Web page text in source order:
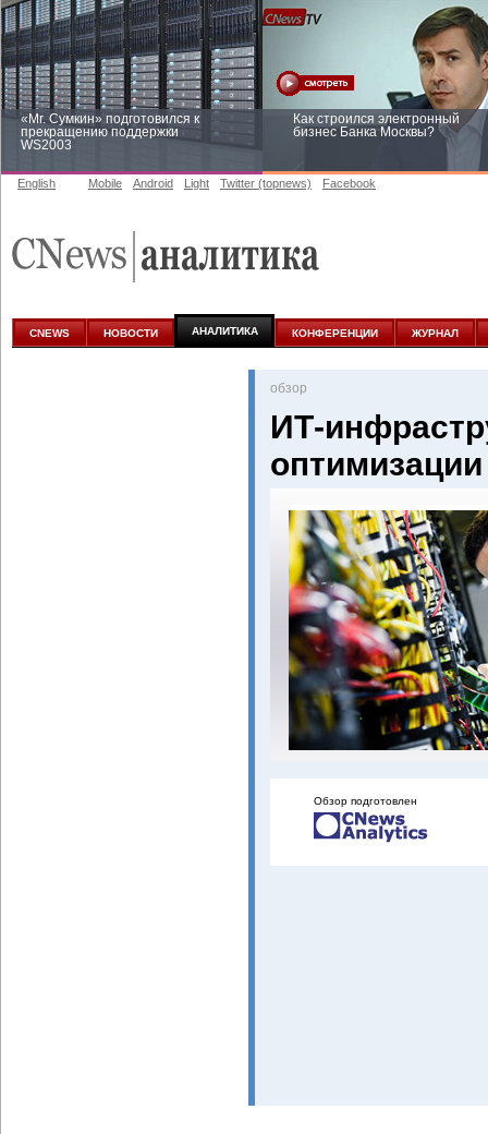
«Mr. Сумкин» подготовился к
прекращению поддержки
WS2003
Как строился электронный
бизнес Банка Москвы?
аналитике
English Mobile Android Light Twitter (topnews) Facebook
CNEWS НОВОСТИ АНАЛИТИКА КОНФЕРЕНЦИИ ЖУРНАЛ
oбзор
ИТ-
оптимизации
Обзор подготовлен